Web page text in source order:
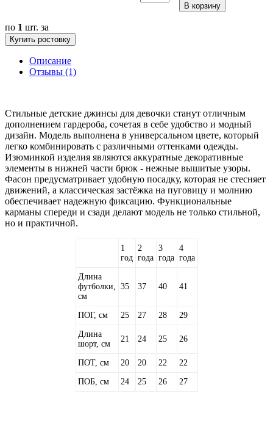
В корзину
по 1 шт. за
Купить ростовку
Описание
Отзывы (1)
Стильные детские джинсы для девочки станут отличным
дополнением гардероба, сочетая в себе удобство и модный
дизайн. Модель выполнена в универсальном цвете, который
легко комбинировать с различными оттенками одежды.
Изюминкой изделия являются аккуратные декоративные
элементы в нижней части брюк - нежные вышитые узоры.
Фасон предусматривает удобную посадку, которая не стесняет
движений, а классическая застёжка на пуговицу и молнию
обеспечивает надежную фиксацию. Функциональные
карманы спереди и сзади делают модель не только стильной,
но и практичной.
1
год
2
года
3
года
4
года
Длина
футболки,
см
35 37 40 41
ПОГ, см 25 27 28 29
Длина
шорт, см
21 24 25 26
ПОТ, см 20 20 22 22
ПОБ, см 24 25 26 27